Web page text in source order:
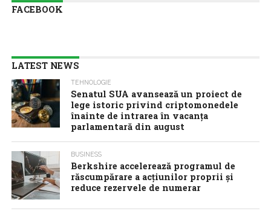
FACEBOOK
LATEST NEWS
TEHNOLOGIE
Senatul SUA avansează un proiect de
lege istoric privind criptomonedele
înainte de intrarea în vacanţa
parlamentară din august
BUSINESS
Berkshire accelerează programul de
răscumpărare a acţiunilor proprii şi
reduce rezervele de numerar